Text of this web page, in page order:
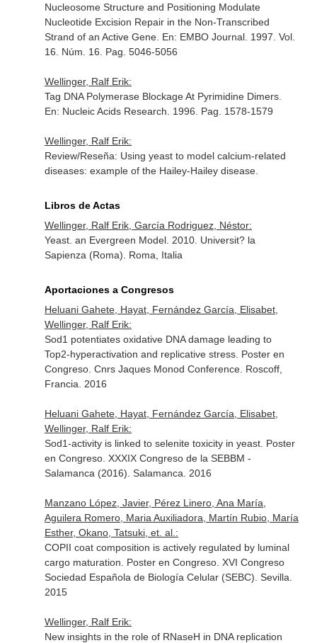
Nucleosome Structure and Positioning Modulate
Nucleotide Excision Repair in the Non-Transcribed
Strand of an Active Gene. En: EMBO Journal. 1997. Vol.
16. Núm. 16. Pag. 5046-5056
Wellinger, Ralf Erik:
Tag DNA Polymerase Blockage At Pyrimidine Dimers.
En: Nucleic Acids Research . 1996. Pag. 1578-1579
Wellinger, Ralf Erik:
Review/Reseña: Using yeast to model calcium-related
diseases: example of the Hailey-Hailey disease.
Libros de Actas
Wellinger, Ralf Erik, García Rodriguez, Néstor:
Yeast. an Evergreen Model. 2010. Universit? la
Sapienza (Roma). Roma, Italia
Aportaciones a Congresos
Heluani Gahete, Hayat, Fernández García, Elisabet,
Wellinger, Ralf Erik:
Sod1 potentiates oxidative DNA damage leading to
Top2-hyperactivation and replicative stress. Poster en
Congreso. Cnrs Jaques Monod Conference. Roscoff,
Francia. 2016
Heluani Gahete, Hayat, Fernández García, Elisabet,
Wellinger, Ralf Erik:
Sod1-activity is linked to selenite toxicity in yeast. Poster
en Congreso. XXXIX Congreso de la SEBBM -
Salamanca (2016). Salamanca. 2016
Manzano López, Javier, Pérez Linero, Ana María,
Aguilera Romero, Maria Auxiliadora, Martín Rubio, María
Esther, Okano, Tatsuki, et. al.:
COPII coat composition is actively regulated by luminal
cargo maturation. Poster en Congreso. XVI Congreso
Sociedad Española de Biología Celular (SEBC). Sevilla.
2015
Wellinger, Ralf Erik:
New insights in the role of RNaseH in DNA replication